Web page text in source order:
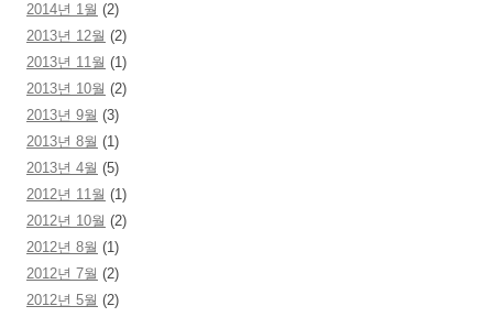
2014년 1월 (2)
2013년 12월 (2)
2013년 11월 (1)
2013년 10월 (2)
2013년 9월 (3)
2013년 8월 (1)
2013년 4월 (5)
2012년 11월 (1)
2012년 10월 (2)
2012년 8월 (1)
2012년 7월 (2)
2012년 5월 (2)